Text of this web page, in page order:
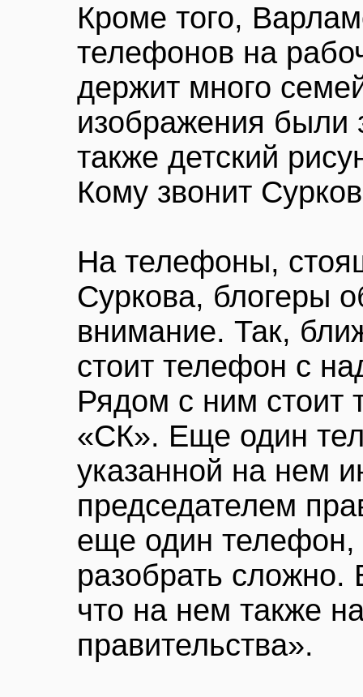
Кроме того,
телефонов на
держит много
изображения были
также детский
Кому звонит Сурков
На телефоны,
Суркова, блогеры
внимание. Так,
стоит телефон с
Рядом с ним стоит
«СК». Еще один
указанной на нем
председателем
еще один телефон,
разобрать сложно.
что на нем также
правительства».